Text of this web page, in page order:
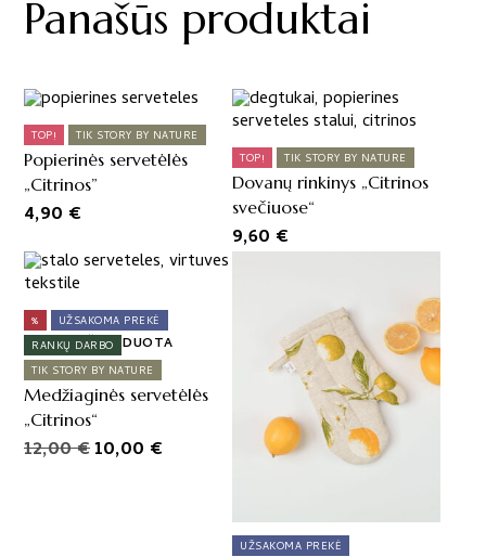
Panašūs produktai
TOP! TIK STORY BY NATURE
Popierinės servetėlės
„Citrinos”
4,90 €
IŠPARDUOTA
TOP! TIK STORY BY NATURE
Dovanų rinkinys „Citrinos
svečiuose“
9,60 €
%
UŽSAKOMA PREKĖ
RANKŲ DARBO
TIK STORY BY NATURE
Medžiaginės servetėlės
„Citrinos“
12,00€Original
10,00 €
10,00 €.
UŽSAKOMA PREKĖ